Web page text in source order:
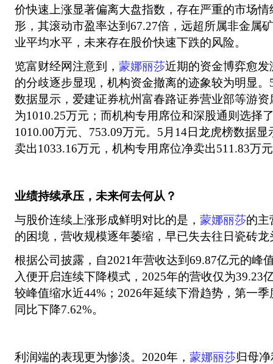
价快速上涨显著偏离大盘指数，存在严重的市场
形，其滚动市盈率达到67.27倍，远超所属非金属
业平均水平，未来存在股价快速下跌的风险。
览富财经网注意到， 蒙娜丽莎近期的资金博弈愈
的分歧逐步显现，机构资金撤离的迹象较为明显。
数据显示，爱建证券杭州富春路证券营业部等游
为1010.25万元；而机构专用席位和深股通则选择
1010.00万元、753.09万元。5月14日龙虎榜数据
卖出1033.16万元，机构专用席位净卖出511.83万
业绩持续承压，未来何去何从？
与股价连续上涨形成鲜明对比的是， 蒙娜丽莎的主
的困境，营收规模逐年萎缩，早已失去往日瓷砖龙
根据公司披露，自2021年营收达到69.87亿元的峰
入便开启连续下降模式，2025年的营收仅为39.23
较峰值缩水近44%；2026年延续下滑趋势，第一
同比下降7.62%。
利润端的表现更为惨淡。2020年， 蒙娜丽莎归母